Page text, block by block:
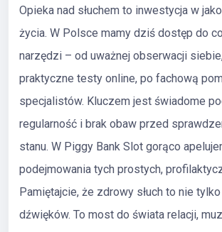
Opieka nad słuchem to inwestycja w
życia. W Polsce mamy dziś dostęp do
narzędzi – od uważnej obserwacji
praktyczne testy online, po fachową
specjalistów. Kluczem jest świadome
regularność i brak obaw przed
stanu. W Piggy Bank Slot gorąco
podejmowania tych prostych,
Pamiętajcie, że zdrowy słuch to nie tylko
dźwięków. To most do świata relacji,